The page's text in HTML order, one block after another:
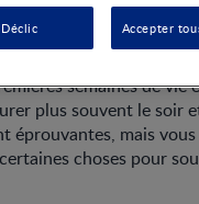
3 heures par jour, au
au moins 3
semaines de vie
plus souvent le soir
éprouvantes, mais
choses pour
Déclic Accepter